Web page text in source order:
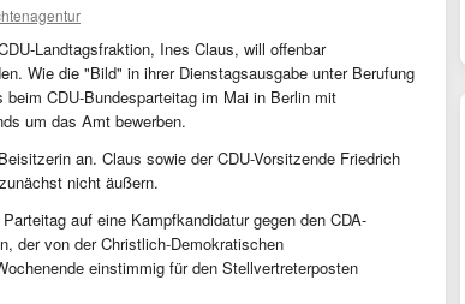
Landtagsfraktion, Ines Claus, will offenbar
Wie die "Bild" in ihrer Dienstagsausgabe unter Berufung
CDU-Bundesparteitag im Mai in Berlin mit
um das Amt bewerben.
an. Claus sowie der CDU-Vorsitzende Friedrich
nicht äußern.
auf eine Kampfkandidatur gegen den CDA-
der von der Christlich-Demokratischen
einstimmig für den Stellvertreterposten